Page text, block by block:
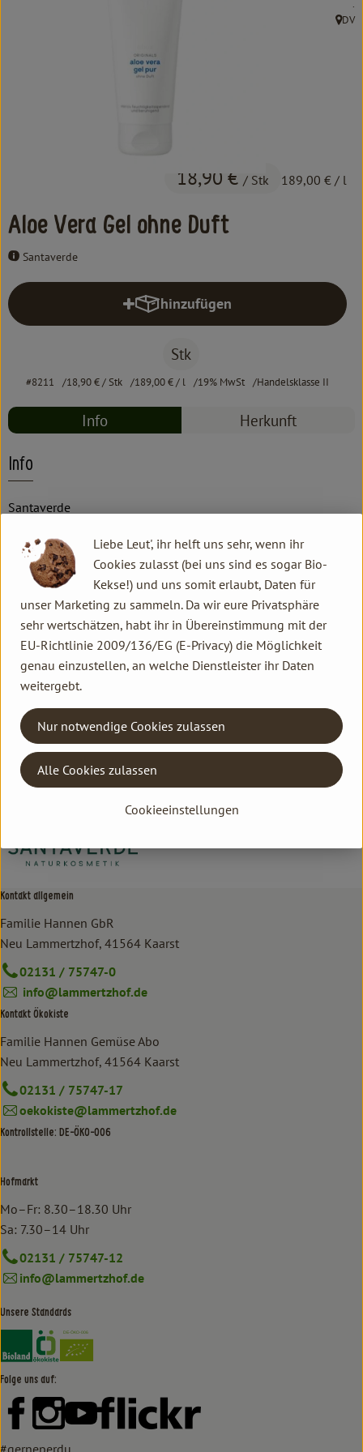
Erleben
Aloe Vera Gel ohne Duft
Santaverde
18,90 € / Stk 189,00 € / l
.
,DV
hinzufügen
Produkt zum Warenkorb
Stk
#8211 18,90 €/ Stk 189,00 €/ l 19% MwSt Handelsklasse II
Info Herkunft
Info
Santaverde
Produktinformationen
Produktdatenblatt
Hersteller: SAV
Kontakt allgemein
Familie Hannen GbR
Neu Lammertzhof, 41564 Kaarst
02131 / 75747-0
info@lammertzhof.de
Kontakt Ökokiste
Familie Hannen Gemüse Abo
Neu Lammertzhof, 41564 Kaarst
02131 / 75747-17
oekokiste@lammertzhof.de
Kontrollstelle: DE-ÖKO-006
Hofmarkt
Mo–Fr: 8.30–18.30 Uhr
Sa: 7.30–14 Uhr
02131 / 75747-12
info@lammertzhof.de
Unsere Standards
Externer Link zu https://www.bioland.de/verbraucher
Externer Link zu https://www.oekokiste.de/
Folge uns auf:
Externer Link zu https://www.facebook.com/lammertzhof/
Externer Link zu https://www.instagram.com/
Externer Link zu https://www.youtube.com/
Externer Link zu https://
Liebe Leut', ihr helft uns sehr, wenn ihr
Cookies zulasst (bei uns sind es sogar Bio-
Kekse!) und uns somit erlaubt, Daten für
unser Marketing zu sammeln. Da wir eure Privatsphäre
sehr wertschätzen, habt ihr in Übereinstimmung mit der
EU-Richtlinie 2009/136/EG (E-Privacy) die Möglichkeit
genau einzustellen, an welche Dienstleister ihr Daten
weitergebt.
Cookieeinstellungen
Nur notwendige Cookies zulassen
Alle Cookies zulassen